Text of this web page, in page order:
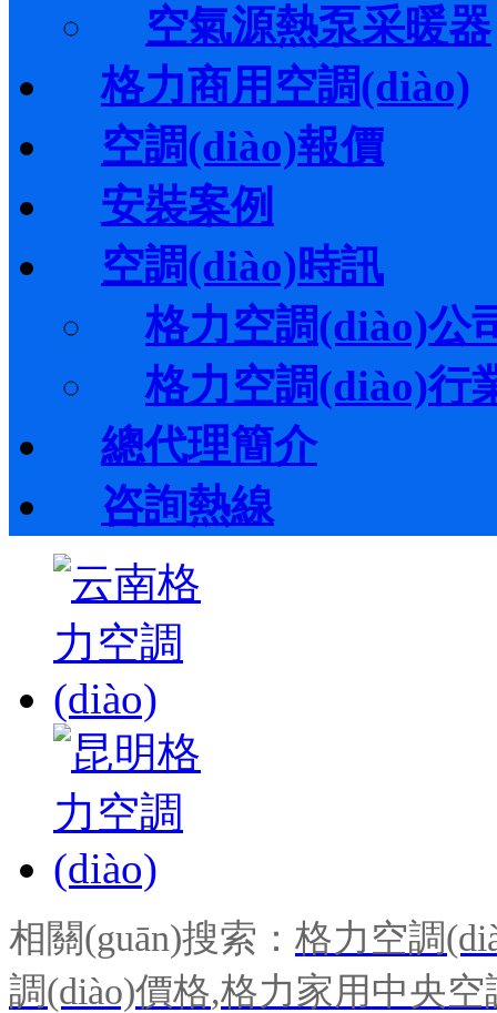
空氣源熱泵采暖器
格力商用空調(diào)
空調(diào)報價
安裝案例
空調(diào)時訊
格力空調(diào)公
格力空調(diào)行
總代理簡介
咨詢熱線
相關(guān)搜索： 格力空調
調(diào)價格,格力家用中央空